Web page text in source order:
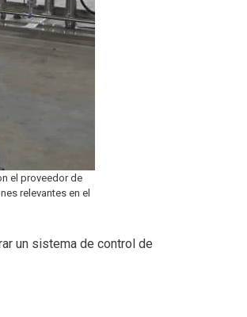
el proveedor de
relevantes en el
un sistema de control de